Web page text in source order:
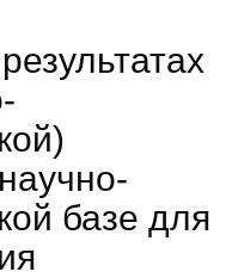
базе для